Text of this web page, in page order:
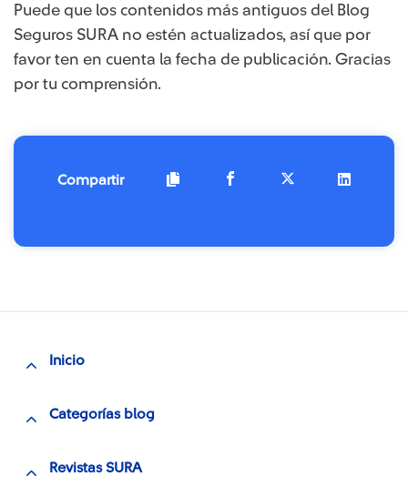
Puede que los contenidos más antiguos del Blog
Seguros SURA no estén actualizados, así que por
favor ten en cuenta la fecha de publicación. Gracias
por tu comprensión. ​
Compartir
Inicio
Categorías blog
Revistas SURA